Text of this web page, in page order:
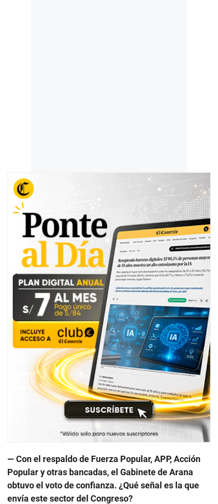
— Con el respaldo de Fuerza Popular, APP, Acción
Popular y otras bancadas, el Gabinete de Arana
obtuvo el voto de confianza. ¿Qué señal es la que
envía este sector del Congreso?